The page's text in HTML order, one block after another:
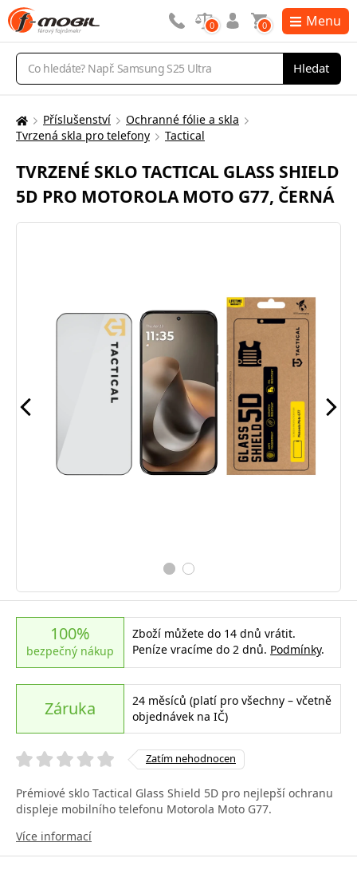
Vyhledávání
Hledat
0 0 Menu
Zde
nacházíte:
Příslušenství
Ochranné fólie a skla
Tvrzená skla pro telefony
Tactical
TVRZENÉ SKLO TACTICAL GLASS SHIELD
5D PRO MOTOROLA MOTO G77, ČERNÁ
100%
bezpečný nákup
Zboží můžete do 14 dnů vrátit.
Peníze vracíme do 2 dnů. Podmínky.
Záruka
24 měsíců (platí pro všechny – včetně
objednávek na IČ)
Zatím nehodnocen
Prémiové sklo Tactical Glass Shield 5D pro nejlepší ochranu
displeje mobilního telefonu Motorola Moto G77.
Více informací